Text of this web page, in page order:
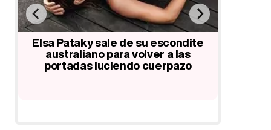
Los mellizos de Elsa Pataky y Chris
Hemsworth, dos pequeños y sanos
'tragoncentes'